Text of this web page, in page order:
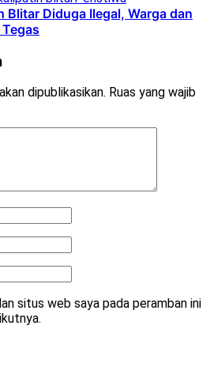
Blitar Diduga Ilegal, Warga dan
dipublikasikan. Ruas yang wajib
situs web saya pada peramban ini